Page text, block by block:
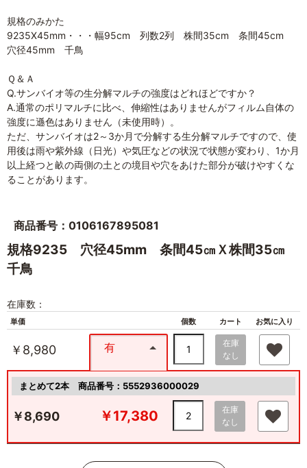
規格のみかた
9235X45mm・・・幅95cm 列数2列 株間35cm 条間45cm
穴径45mm 千鳥
Ｑ＆Ａ
Q.サンバイオ等の生分解マルチの強度はどれほどですか？
A.通常のポリマルチに比べ、伸縮性はありませんがフィルム自体の
強度に遜色はありません（未使用時）。
ただ、サンバイオは2～3か月で分解する生分解マルチですので、使
用後は雨や紫外線（日光）や気圧などの状況で状態が変わり、1か月
以上経つと畝の両側の土との境目や穴をあけた部分が破けやすくな
ることがあります。
商品番号：0106167895081
規格9235 穴径45mm 条間45㎝Ｘ株間35㎝
千鳥
在庫数：
単価 個数 カート お気に入り
￥8,980 有
在庫
なし
まとめて2本 商品番号：5552936000029
￥8,690 ￥17,380
在庫
なし